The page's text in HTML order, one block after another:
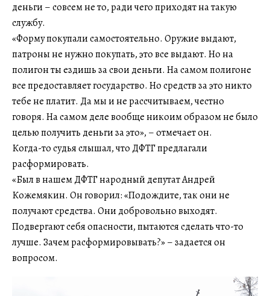
деньги – совсем не то, ради чего приходят на такую
службу.
«Форму покупали самостоятельно. Оружие выдают,
патроны не нужно покупать, это все выдают. Но на
полигон ты ездишь за свои деньги. На самом полигоне
все предоставляет государство. Но средств за это никто
тебе не платит. Да мы и не рассчитываем, честно
говоря. На самом деле вообще никоим образом не было
целью получить деньги за это», – отмечает он.
Когда-то судья слышал, что ДФТГ предлагали
расформировать.
«Был в нашем ДФТГ народный депутат Андрей
Кожемякин. Он говорил: «Подождите, так они не
получают средства. Они добровольно выходят.
Подвергают себя опасности, пытаются сделать что-то
лучше. Зачем расформировывать?» – задается он
вопросом.